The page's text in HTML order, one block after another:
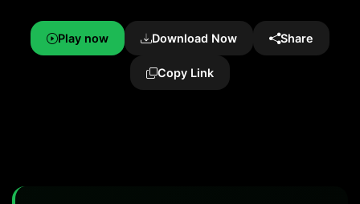
Play now Download Now Share
Copy Link